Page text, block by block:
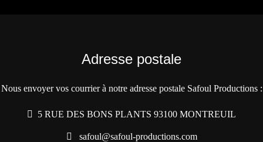
Adresse postale
Nous envoyer vos courrier à notre adresse postale Safoul Productions :
5 RUE DES BONS PLANTS 93100 MONTREUIL
safoul@safoul-productions.com